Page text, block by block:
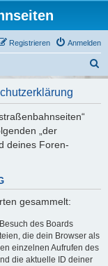
Anmelden
Registrieren
u
„der
deines Foren-
gesammelt:
des Boards
die dein Browser als
einzelnen Aufrufen des
die aktuelle ID deiner